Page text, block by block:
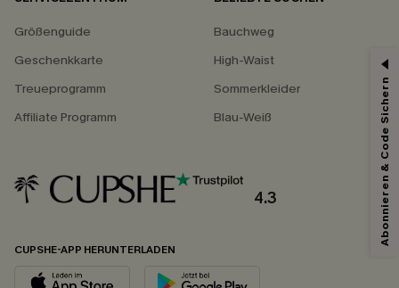
Größenguide
Geschenkkarte
Treueprogramm
Affiliate Programm
Bauchweg
High-Waist
Sommerkleider
Blau-Weiß
4.3
CUPSHE-APP HERUNTERLADEN
Abonnieren & Code Sichern